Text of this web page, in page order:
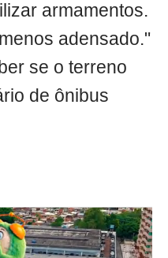
armamentos.
adensado."
se o terreno
de ônibus